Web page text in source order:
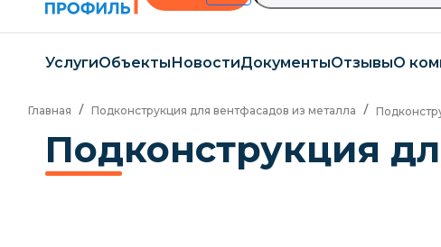
УслугиОбъектыНовостиДокументыОтзывыО
Главная Подконструкция для вентфасадов из металла
Подконструкция